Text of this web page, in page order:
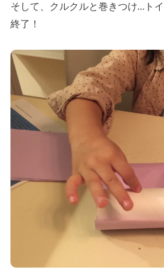
そして、クルクルと巻きつけ…ト
終了！